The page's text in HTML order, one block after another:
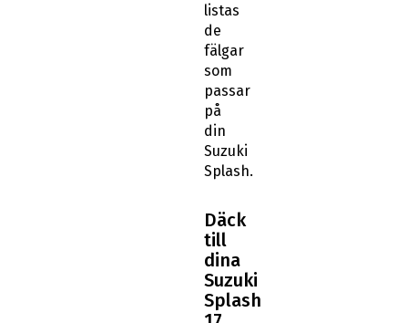
listas
de
fälgar
som
passar
på
din
Suzuki
Splash.
Däck
till
dina
Suzuki
Splash